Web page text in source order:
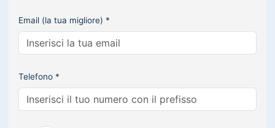
Email (la tua migliore) *
Telefono *